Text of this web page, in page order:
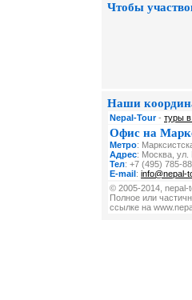
Чтобы
Наши
Nepal-Tour- туры
Офис на
Метро:
Адрес: Москва, ул.
Тел: +7 (495) 785-
E-mail: info@nepal-
© 2005-2014,
Полное или
ссылке на